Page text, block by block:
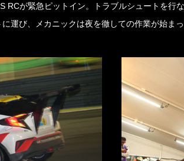
RCが緊急ピットイン。トラブルシュートを行
運び、メカニックは夜を徹しての作業が始まっ